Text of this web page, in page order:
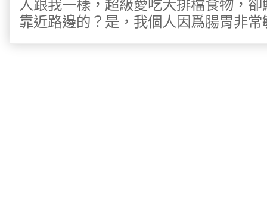
靠近路邊的？是，我個人因爲腸胃非